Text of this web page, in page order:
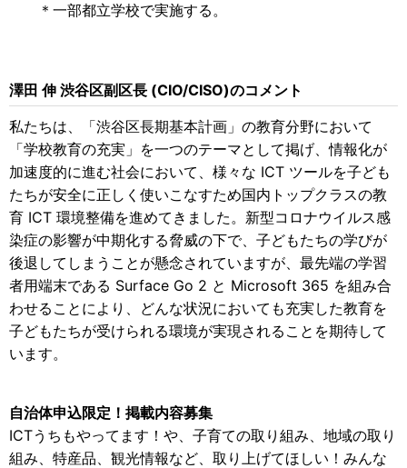
＊一部都立学校で実施する。
澤田 伸 渋谷区副区長 (CIO/CISO)のコメント
私たちは、「渋谷区長期基本計画」の教育分野において
「学校教育の充実」を一つのテーマとして掲げ、情報化が
加速度的に進む社会において、様々な ICT ツールを子ども
たちが安全に正しく使いこなすため国内トップクラスの教
育 ICT 環境整備を進めてきました。新型コロナウイルス感
染症の影響が中期化する脅威の下で、子どもたちの学びが
後退してしまうことが懸念されていますが、最先端の学習
者用端末である Surface Go 2 と Microsoft 365 を組み合
わせることにより、どんな状況においても充実した教育を
子どもたちが受けられる環境が実現されることを期待して
います。
自治体申込限定！掲載内容募集
ICTうちもやってます！や、子育ての取り組み、地域の取り
組み、特産品、観光情報など、取り上げてほしい！みんな